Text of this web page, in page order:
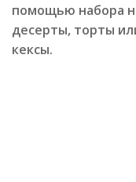
помощью набора
десерты, торты
кексы.